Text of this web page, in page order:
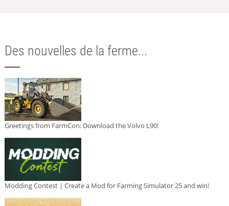
Des nouvelles de la ferme...
Greetings from FarmCon: Download the Volvo L90!
Modding Contest | Create a Mod for Farming Simulator 25 and win!